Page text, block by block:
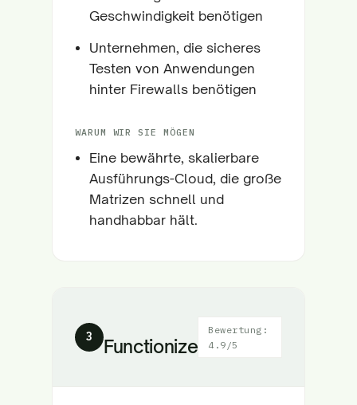
Geschwindigkeit benötigen
Unternehmen, die sicheres
Testen von Anwendungen
hinter Firewalls benötigen
WARUM WIR SIE MÖGEN
Eine bewährte, skalierbare
Ausführungs-Cloud, die große
Matrizen schnell und
handhabbar hält.
3 Functionize
Bewertung:
4.9/5